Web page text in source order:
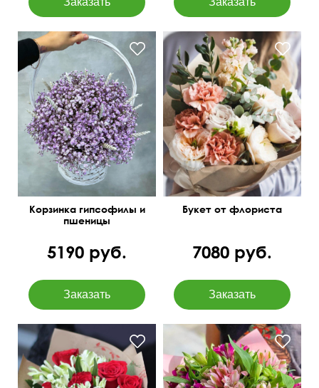
Корзинка гипсофилы и
пшеницы
5190 руб.
Составим под ваш
бюджет
Букет от флориста
7080 руб.